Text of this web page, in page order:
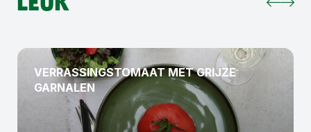
VERRASSINGSTOMAAT MET GRIJZE
GARNALEN